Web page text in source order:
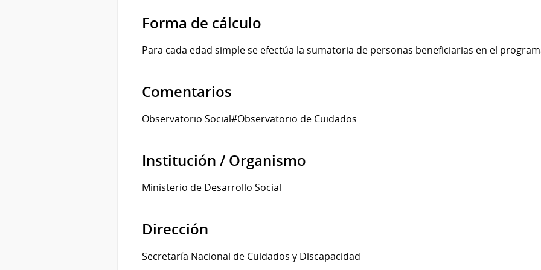
Forma de cálculo
Para cada edad simple se efectúa la sumatoria de personas beneficiarias en el
Comentarios
Observatorio Social#Observatorio de Cuidados
Institución / Organismo
Ministerio de Desarrollo Social
Dirección
Secretaría Nacional de Cuidados y Discapacidad